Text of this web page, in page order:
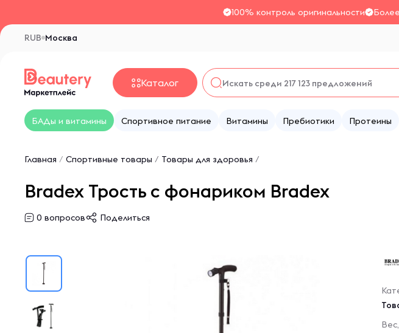
100% контроль оригинальности
Москва
RUB
Каталог
БАДы и витамины Спортивное питание Витамины Пребиотики Протеины
Главная / Спортивные товары / Товары для здоровья /
Bradex Трость с фонариком Bradex
0 вопросов Поделиться